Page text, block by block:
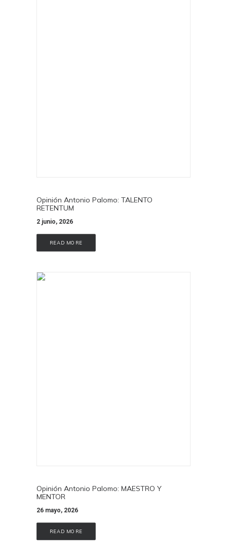
Opinión Antonio Palomo: TALENTO
RETENTUM
2 junio, 2026
READ MORE
Opinión Antonio Palomo: MAESTRO Y
MENTOR
26 mayo, 2026
READ MORE